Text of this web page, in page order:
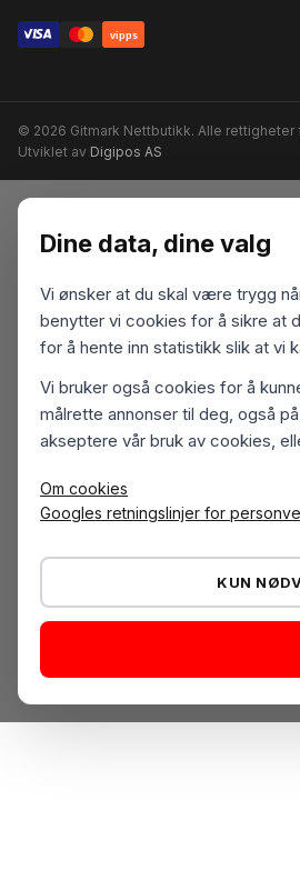
vipps
© 2026 Gitmark Nettbutikk. Alle rettigheter
Utviklet av Digipos AS
Dine data, dine valg
Vi ønsker at du skal være trygg
benytter vi cookies for å sikre at
for å hente inn statistikk slik at vi
Vi bruker også cookies for å
målrette annonser til deg, også
akseptere vår bruk av cookies,
Om cookies
Googles retningslinjer for
KUN